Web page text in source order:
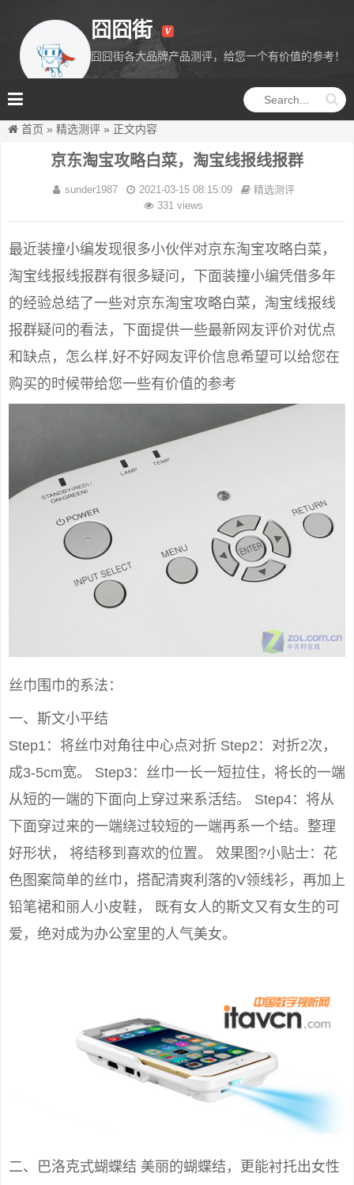
囧囧街
囧囧街各大品牌产品测评，给您一个有价值的参考！
首页 » 精选测评 » 正文内容
京东淘宝攻略白菜，淘宝线报线报群
sunder1987 2021-03-15 08:15:09
精选测评
331 views
最近装撞小编发现很多小伙伴对京东淘宝攻略白菜，
淘宝线报线报群有很多疑问，下面装撞小编凭借多年
的经验总结了一些对京东淘宝攻略白菜，淘宝线报线
报群疑问的看法，下面提供一些最新网友评价对优点
和缺点，怎么样,好不好网友评价信息希望可以给您在
购买的时候带给您一些有价值的参考
丝巾围巾的系法：
一、斯文小平结
Step1：将丝巾对角往中心点对折 Step2：对折2次，
成3-5cm宽。 Step3：丝巾一长一短拉住，将长的一端
从短的一端的下面向上穿过来系活结。 Step4：将从
下面穿过来的一端绕过较短的一端再系一个结。整理
好形状， 将结移到喜欢的位置。 效果图?小贴士：花
色图案简单的丝巾，搭配清爽利落的V领线衫，再加上
铅笔裙和丽人小皮鞋， 既有女人的斯文又有女生的可
爱，绝对成为办公室里的人气美女。
二、巴洛克式蝴蝶结 美丽的蝴蝶结，更能衬托出女性